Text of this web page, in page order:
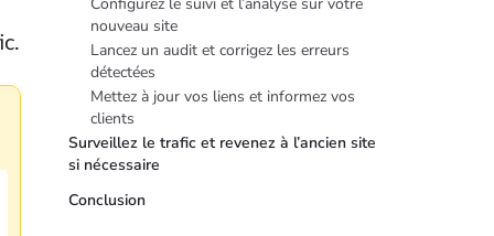
Configurez le suivi et l’analyse sur votre
nouveau site
Lancez un audit et corrigez les erreurs
détectées
Mettez à jour vos liens et informez vos
clients
Surveillez le trafic et revenez à l’ancien site
si nécessaire
Conclusion